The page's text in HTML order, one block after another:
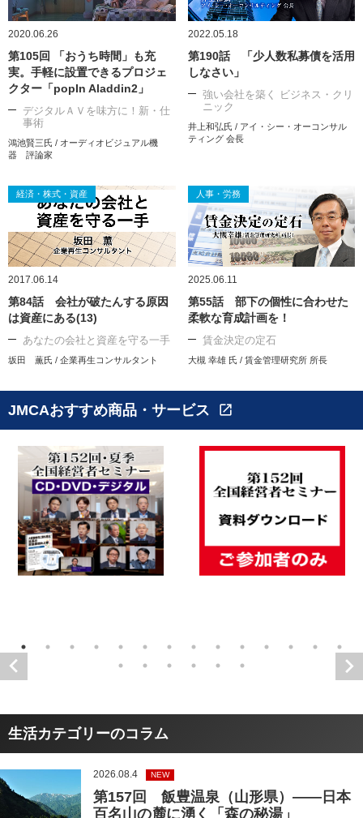
2020.06.26
第105回 「おうち時間」も充
実。手軽に設置できるプロジェ
クター「popIn Aladdin2」
デジタルＡＶを味方に！新・仕
事術
鴻池賢三氏 / オーディオビジュアル機
器 評論家
2022.05.18
第190話 「少人数私募債を活用
しなさい」
強い会社を築く ビジネス・クリ
ニック
井上和弘氏 / アイ・シー・オーコンサル
ティング 会長
経済・株式・資産
2017.06.14
第84話 会社が破たんする原因
は資産にある(13)
あなたの会社と資産を守る一手
坂田 薫氏 / 企業再生コンサルタント
人事・労務
2025.06.11
第55話 部下の個性に合わせた
柔軟な育成計画を！
賃金決定の定石
大槻 幸雄 氏 / 賃金管理研究所 所長
JMCAおすすめ商品・サービス open_in_new
生活カテゴリーのコラム
2026.08.4 NEW
第157回 飯豊温泉（山形県）――日本
百名山の麓に湧く「森の秘湯」